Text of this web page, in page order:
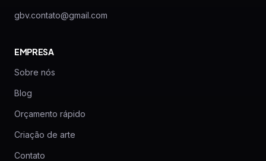
gbv.contato@gmail.com
EMPRESA
Sobre nós
Blog
Orçamento rápido
Criação de arte
Contato